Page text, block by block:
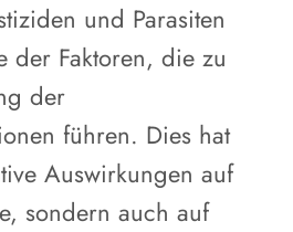
und Parasiten
der Faktoren, die zu
der
führen. Dies hat
Auswirkungen auf
sondern auch auf